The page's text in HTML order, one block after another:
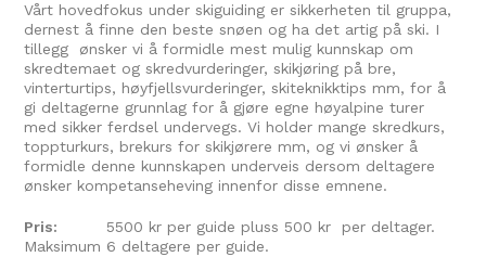
Vårt hovedfokus under skiguiding er sikkerheten til gruppa,
dernest å finne den beste snøen og ha det artig på ski. I
tillegg ønsker vi å formidle mest mulig kunnskap om
skredtemaet og skredvurderinger, skikjøring på bre,
vinterturtips, høyfjellsvurderinger, skiteknikktips mm, for å
gi deltagerne grunnlag for å gjøre egne høyalpine turer
med sikker ferdsel undervegs. Vi holder mange skredkurs,
toppturkurs, brekurs for skikjørere mm, og vi ønsker å
formidle denne kunnskapen underveis dersom deltagere
ønsker kompetanseheving innenfor disse emnene.
Pris: 5500 kr per guide pluss 500 kr per deltager.
Maksimum 6 deltagere per guide.